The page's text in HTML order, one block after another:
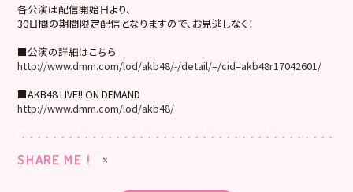
各公演は配信開始日より、
30日間の期間限定配信となりますので、お見逃しなく！
■公演の詳細はこちら
http://www.dmm.com/lod/akb48/-/detail/=/cid=akb48r17042601/
■AKB48 LIVE!! ON DEMAND
http://www.dmm.com/lod/akb48/
SHARE ME !